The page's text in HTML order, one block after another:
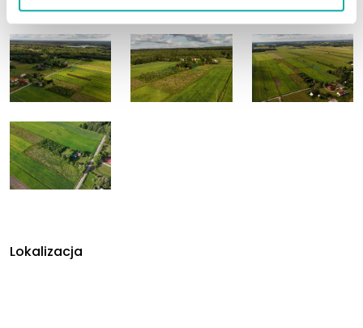
Lokalizacja